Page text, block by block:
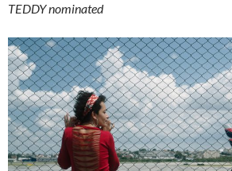
TEDDY nominated